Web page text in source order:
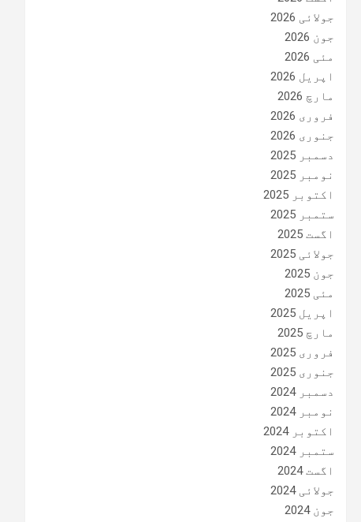
جولائی 2026
جون 2026
مئی 2026
اپریل 2026
مارچ 2026
فروری 2026
جنوری 2026
دسمبر 2025
نومبر 2025
اکتوبر 2025
ستمبر 2025
اگست 2025
جولائی 2025
جون 2025
مئی 2025
اپریل 2025
مارچ 2025
فروری 2025
جنوری 2025
دسمبر 2024
نومبر 2024
اکتوبر 2024
ستمبر 2024
اگست 2024
جولائی 2024
جون 2024